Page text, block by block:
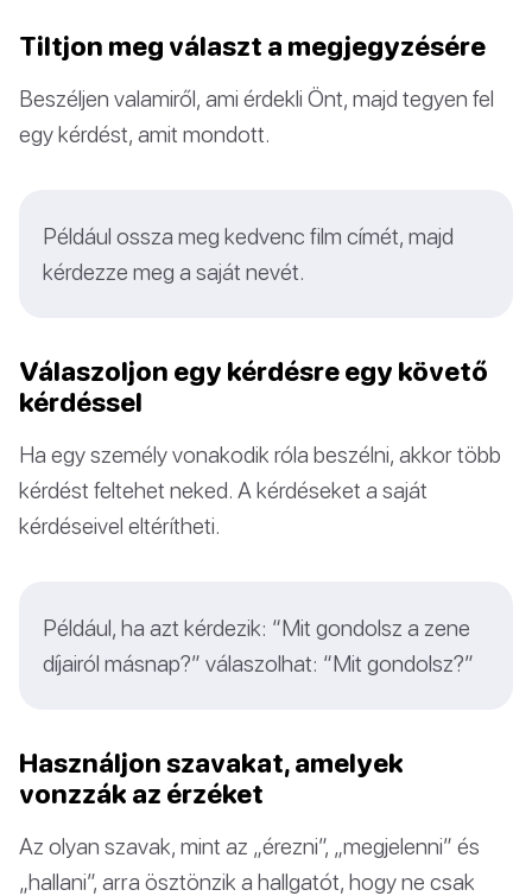
Tiltjon meg választ a megjegyzésére
Beszéljen valamiről, ami érdekli Önt, majd tegyen fel
egy kérdést, amit mondott.
Például ossza meg kedvenc film címét, majd
kérdezze meg a saját nevét.
Válaszoljon egy kérdésre egy követő
kérdéssel
Ha egy személy vonakodik róla beszélni, akkor több
kérdést feltehet neked. A kérdéseket a saját
kérdéseivel eltérítheti.
Például, ha azt kérdezik: “Mit gondolsz a zene
díjairól másnap?” válaszolhat: “Mit gondolsz?”
Használjon szavakat, amelyek
vonzzák az érzéket
Az olyan szavak, mint az „érezni”, „megjelenni” és
„hallani”, arra ösztönzik a hallgatót, hogy ne csak